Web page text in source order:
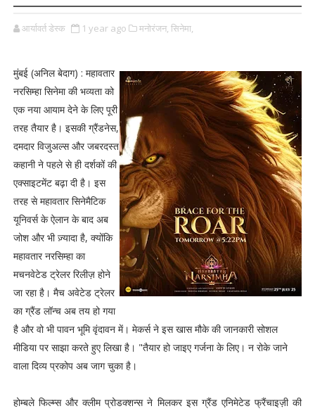
आर्यावर्त डेस्क 1 year ago मनोरंजन, सिनेमा,
मुंबई (अनिल बेदाग) : महावतार
नरसिम्हा सिनेमा की भव्यता को
एक नया आयाम देने के लिए पूरी
तरह तैयार है। इसकी ग्रैंडनेस,
दमदार विजुअल्स और जबरदस्त
कहानी ने पहले से ही दर्शकों की
एक्साइटमेंट बढ़ा दी है। इस
तरह से महावतार सिनेमैटिक
यूनिवर्स के ऐलान के बाद अब
जोश और भी ज़्यादा है, क्योंकि
महावतार नरसिम्हा का
मचनवेटेड ट्रेलर रिलीज़ होने
जा रहा है। मैच अवेटेड ट्रेलर
का ग्रैंड लॉन्च अब तय हो गया
है और वो भी पावन भूमि वृंदावन में। मेकर्स ने इस खास मौके की जानकारी सोशल
मीडिया पर साझा करते हुए लिखा है। "तैयार हो जाइए गर्जना के लिए। न रोके जाने
वाला दिव्य प्रकोप अब जाग चुका है।
होम्बले फिल्म्स और क्लीम प्रोडक्शन्स ने मिलकर इस ग्रैंड एनिमेटेड फ्रैंचाइज़ी की